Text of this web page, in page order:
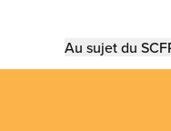
Main
Au sujet du